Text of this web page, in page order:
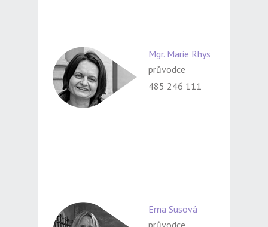
Mgr. Marie Rhys
průvodce
485 246 111
Ema Susová